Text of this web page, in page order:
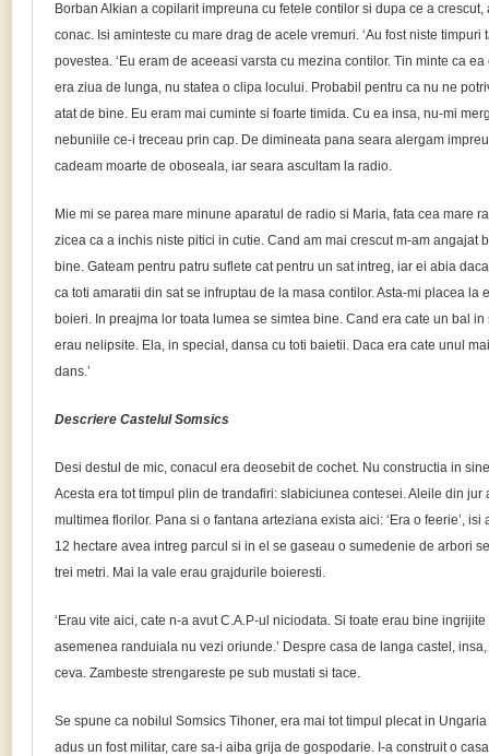
Borban Alkian a copilarit impreuna cu fetele contilor si dupa ce a
conac. Isi aminteste cu mare drag de acele vremuri. ‘Au fost niste timpuri
povestea. ‘Eu eram de aceeasi varsta cu mezina contilor. Tin minte ca
era ziua de lunga, nu statea o clipa locului. Probabil pentru ca nu ne
atat de bine. Eu eram mai cuminte si foarte timida. Cu ea insa, nu-mi
nebuniile ce-i treceau prin cap. De dimineata pana seara alergam
cadeam moarte de oboseala, iar seara ascultam la radio.
Mie mi se parea mare minune aparatul de radio si Maria, fata cea mare
zicea ca a inchis niste pitici in cutie. Cand am mai crescut m-am angajat
bine. Gateam pentru patru suflete cat pentru un sat intreg, iar ei abia
ca toti amaratii din sat se infruptau de la masa contilor. Asta-mi placea la
boieri. In preajma lor toata lumea se simtea bine. Cand era cate un bal
erau nelipsite. Ela, in special, dansa cu toti baietii. Daca era cate unul
dans.’
Descriere Castelul Somsics
Desi destul de mic, conacul era deosebit de cochet. Nu constructia in
Acesta era tot timpul plin de trandafiri: slabiciunea contesei. Aleile din jur
multimea florilor. Pana si o fantana arteziana exista aici: ‘Era o feerie’,
12 hectare avea intreg parcul si in el se gaseau o sumedenie de arbori
trei metri. Mai la vale erau grajdurile boieresti.
‘Erau vite aici, cate n-a avut C.A.P-ul niciodata. Si toate erau bine
asemenea randuiala nu vezi oriunde.’ Despre casa de langa castel,
ceva. Zambeste strengareste pe sub mustati si tace.
Se spune ca nobilul Somsics Tihoner, era mai tot timpul plecat in
adus un fost militar, care sa-i aiba grija de gospodarie. I-a construit o